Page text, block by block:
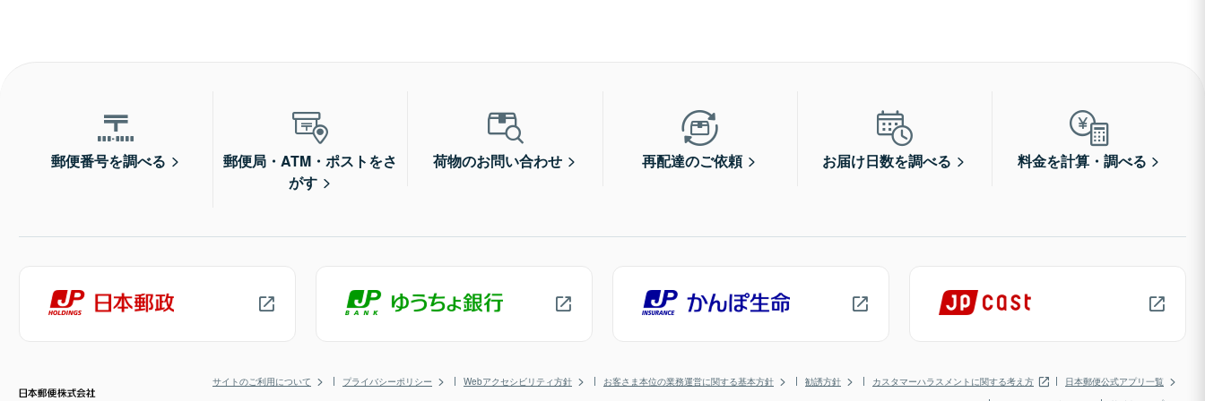
郵便番号を調べる
郵便局・ATM・ポストをさ
がす
荷物のお問い合わせ 再配達のご依頼 お届け日数を調べる 料金を計算・調べる
サイトのご利用について プライバシーポリシー Webアクセシビリティ方針 お客さま本位の業務運営に関する基本方針 勧誘方針 カスタマーハラスメントに関する考え方
日本郵便公式アプリ一覧